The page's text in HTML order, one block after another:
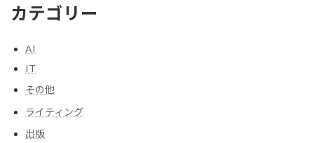
カテゴリー
AI
IT
その他
ライティング
出版